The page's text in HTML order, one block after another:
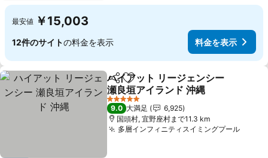
最安値 ￥15,003
12件のサイトの料金を表示 料金を表示
シェアお気に入りに追加
ハイアット リージェンシー
瀬良垣アイランド 沖縄
料金を表示
5 ホテルのランク
9.0 大満足
6,925
国頭村, 宜野座村まで11.3 km
多層インフィニティスイミングプール料金